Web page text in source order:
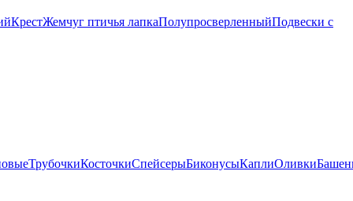
КрестЖемчуг птичья лапкаПолупросверленныйПодвески с
ТрубочкиКосточкиСпейсерыБиконусыКаплиОливки